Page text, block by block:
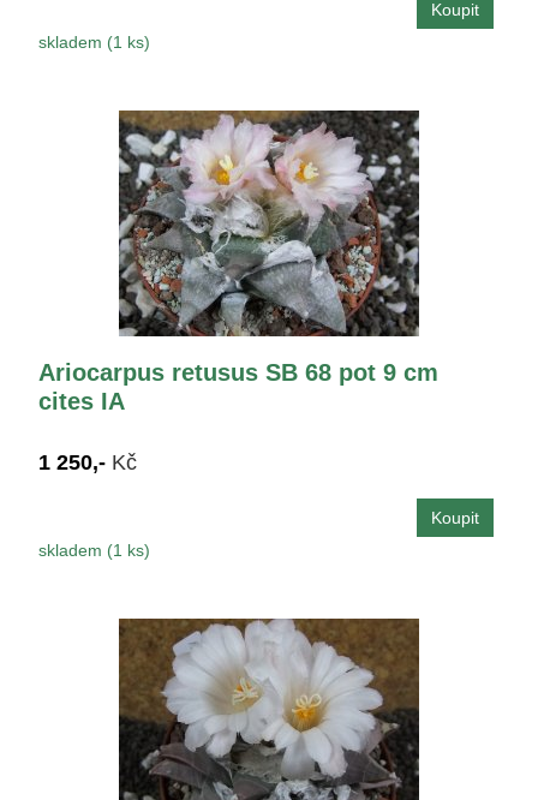
skladem (1 ks)
Ariocarpus retusus SB 68 pot 9 cm
cites IA
1 250,- Kč
skladem (1 ks)